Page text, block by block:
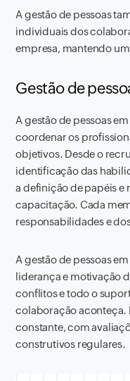
A gestão de pessoas
individuais dos
empresa, mantendo
Gestão de
A gestão de pessoas
coordenar os
objetivos. Desde o
identificação das
a definição de papéis e
capacitação. Cada
responsabilidades e
A gestão de pessoas
liderança e motivação
conflitos e todo o
colaboração aconteça.
constante, com
construtivos regulares.